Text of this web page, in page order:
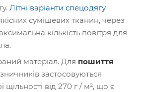
Літні варіанти спецодягу
сумішевих тканин, через
кількість повітря для
матеріал. Для пошиття
застосовуються
щільності від 270 г / м², що є